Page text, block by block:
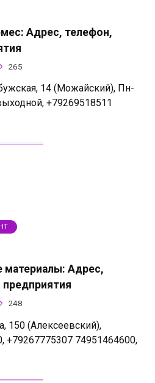
Адрес, телефон,
265
14 (Можайский), Пн-
+79269518511
Адрес,
248
150 (Алексеевский),
+79267775307 74951464600,